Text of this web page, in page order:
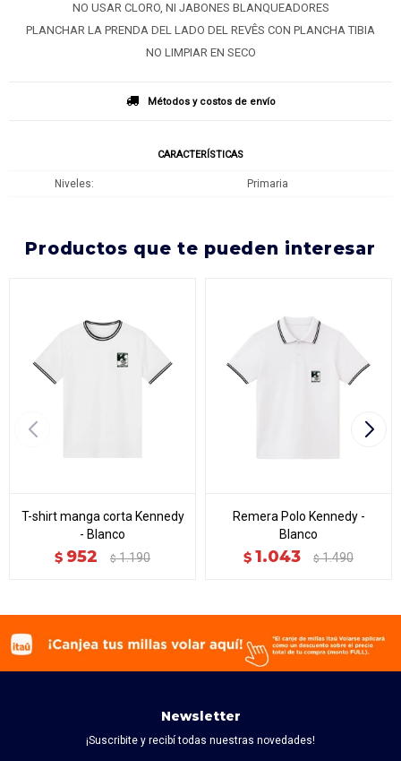
NO USAR CLORO, NI JABONES BLANQUEADORES
PLANCHAR LA PRENDA DEL LADO DEL REVÊS CON PLANCHA TIBIA
NO LIMPIAR EN SECO
Métodos y costos de envío
CARACTERÍSTICAS
Niveles Primaria
productos que te pueden interesar
T-shirt manga corta Kennedy
- Blanco
$ 952 $ 1.190
Remera Polo Kennedy -
Blanco
$ 1.043 $ 1.490
Newsletter
¡Suscribite y recibí todas nuestras novedades!